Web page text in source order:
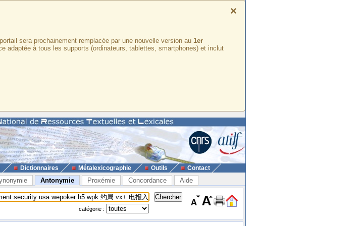
×
sera prochainement remplacée par une nouvelle version au 1er
adaptée à tous les supports (ordinateurs, tablettes, smartphones) et inclut
Dictionnaires Métalexicographie Outils Contact
Antonymie Proxémie Concordance Aide
catégorie :